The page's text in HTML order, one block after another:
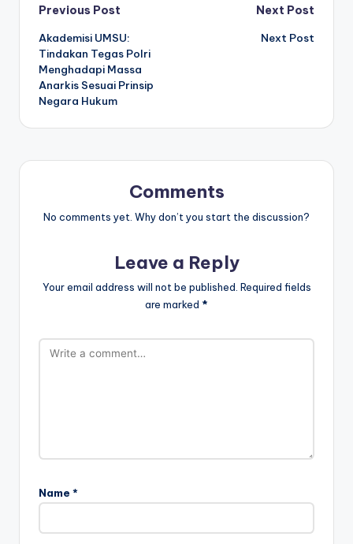
Post
navigation
Previous Post
Akademisi UMSU:
Tindakan Tegas Polri
Menghadapi Massa
Anarkis Sesuai Prinsip
Negara Hukum
Next Post
Next Post
Comments
No comments yet. Why don’t you start the discussion?
Leave a Reply
Your email address will not be published. Required fields
are marked *
Name *